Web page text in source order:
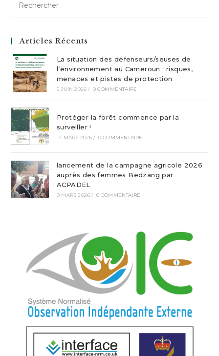
Articles Récents
La situation des défenseurs/seuses de
l’environnement au Cameroun : risques,
menaces et pistes de protection
5 JUIN 2026 / 0 COMMENTAIRE
Protéger la forêt commence par la
surveiller !
17 MARS 2026 / 0 COMMENTAIRE
lancement de la campagne agricole 2026
auprès des femmes Bedzang par
ACPADEL
9 MARS 2026 / 0 COMMENTAIRE